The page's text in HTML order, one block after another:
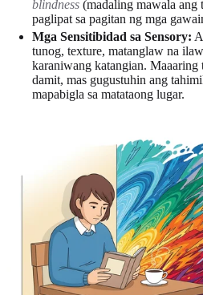
blindness (madaling mawala ang
paglipat sa pagitan ng mga
Mga Sensitibidad sa Sensory:
tunog, texture, matanglaw na
karaniwang katangian. Maaaring
damit, mas gugustuhin ang
mapabigla sa matataong lugar.